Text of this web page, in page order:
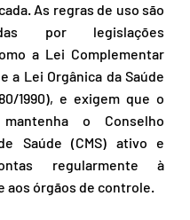
As regras de uso são
por legislações
a Lei Complementar
e a Lei Orgânica da Saúde
1990), e exigem que o
o Conselho
Saúde (CMS) ativo e
regularmente à
aos órgãos de controle.